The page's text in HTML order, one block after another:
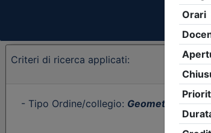
Criteri di ricerca applicati:
- Tipo Ordine/collegio: Geometri -